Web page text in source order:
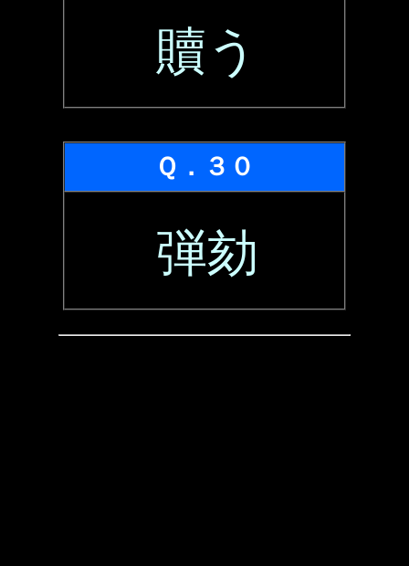
贖う
Ｑ．３０
弾劾